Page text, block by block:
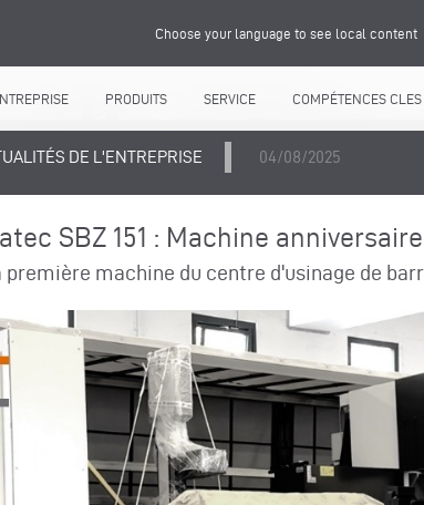
Choose your language to see local content
PRODUITS SERVICE COMPÉTENCES CLES
DE L'ENTREPRISE 04/08/2025
SBZ 151 : Machine
première machine du centre d'usinage de